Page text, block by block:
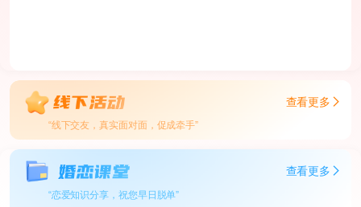
查看更多
“线下交友，真实面对面，促成牵手”
查看更多
“恋爱知识分享，祝您早日脱单”